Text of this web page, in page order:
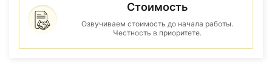
Стоимость
Озвучиваем стоимость до начала работы.
Честность в приоритете.